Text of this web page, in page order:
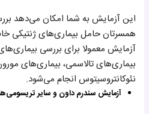
این آزمایش به شما امکان می‌دهد
همسرتان حامل بیماری‌های ژنتیکی
آزمایش معمولا برای بررسی
بیماری‌های تالاسمی، بیماری‌های
نئوکانتروسیتوس انجام می‌شود.
آزمایش سندرم داون و سایر